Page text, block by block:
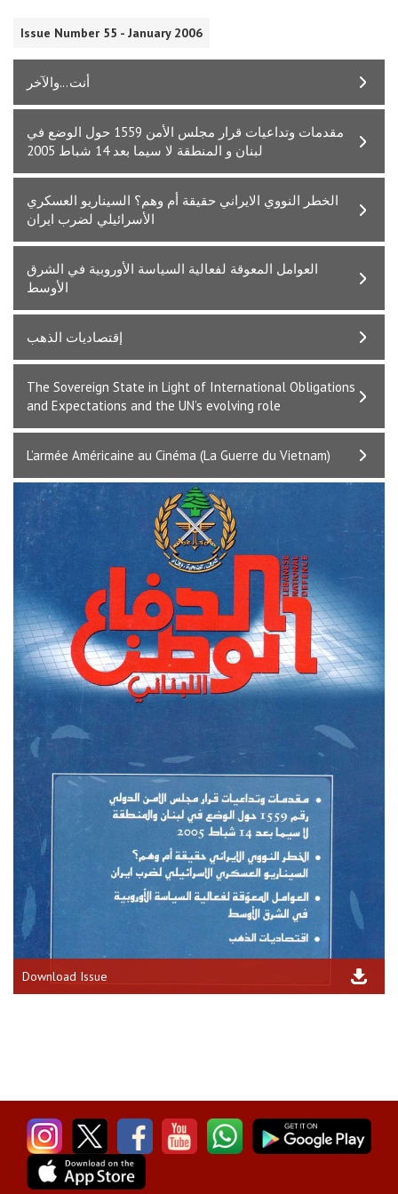
Issue Number 55 - January 2006
أنت...والآخر
مقدمات وتداعيات قرار مجلس الأمن 1559 حول الوضع في
لبنان و المنطقة لا سيما بعد 14 شباط 2005
الخطر النووي الايراني حقيقة أم وهم؟ السيناريو العسكري
الأسرائيلي لضرب ايران
العوامل المعوقة لفعالية السياسة الأوروبية في الشرق
الأوسط
إقتصاديات الذهب
The Sovereign State in Light of International Obligations
and Expectations and the UN’s evolving role
L’armée Américaine au Cinéma (La Guerre du Vietnam)
Download Issue